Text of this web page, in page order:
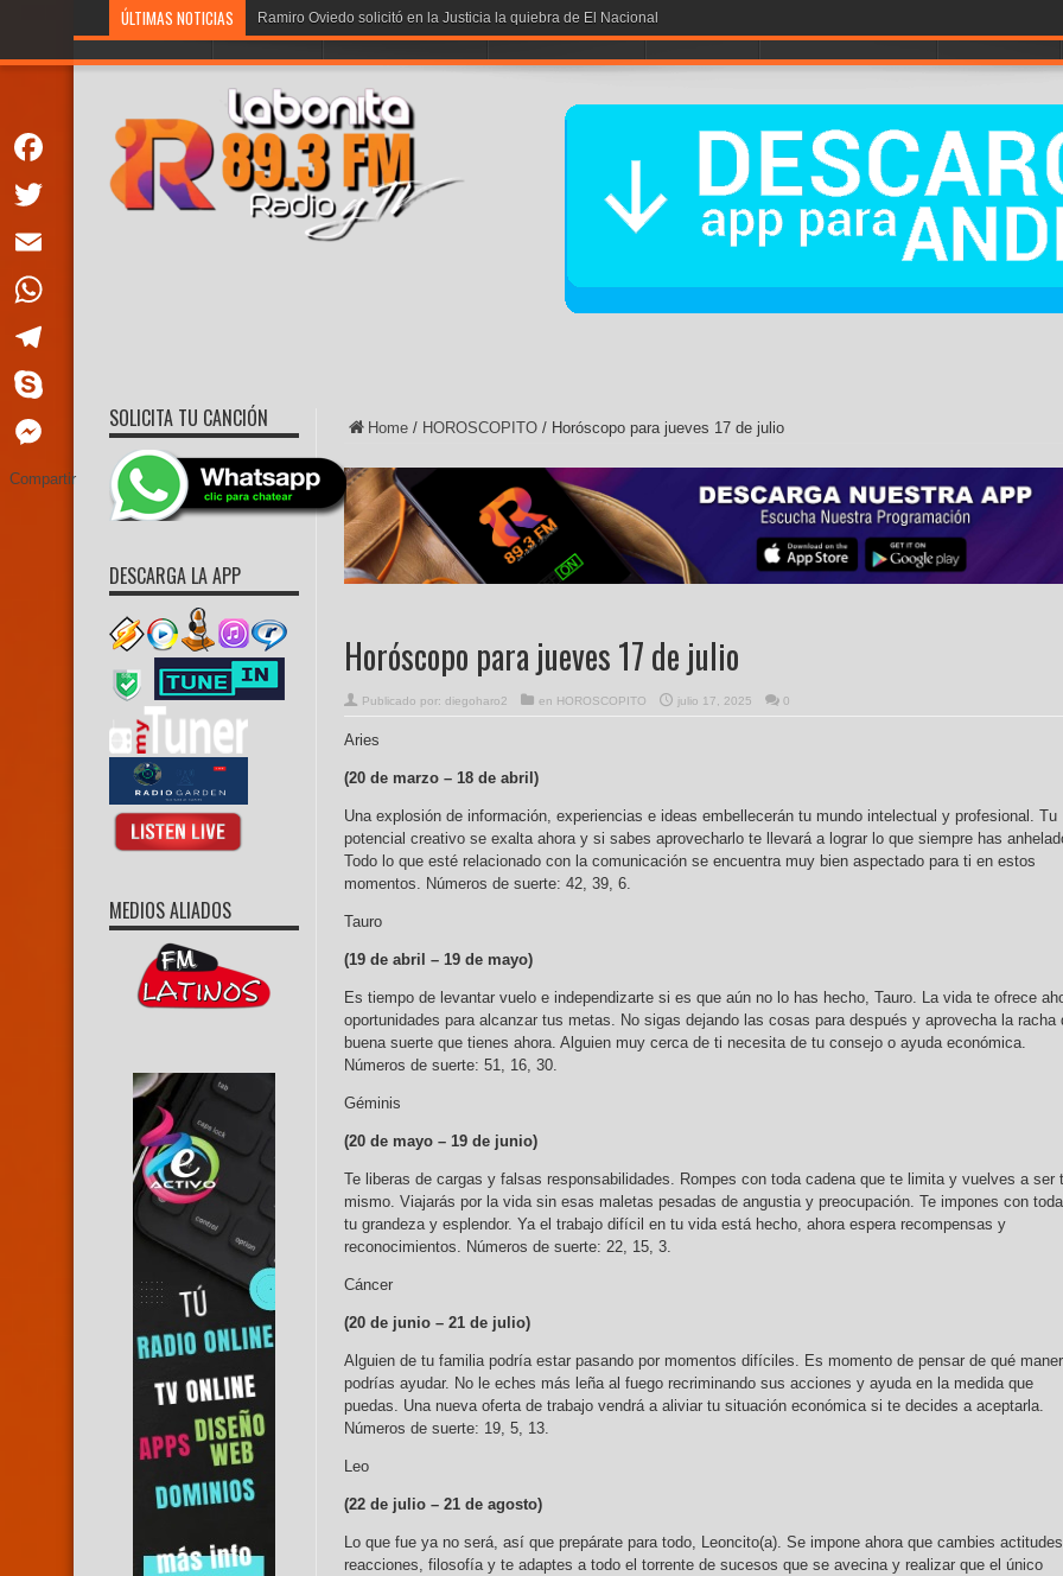
ÚLTIMAS NOTICIAS Ramiro Oviedo solicitó en la Justicia la quiebra de El Nacional
PORTADA LA BONITA PROGRAMACION VOTA POR LA # 1 NOTICIAS ENTRETENIMIENTO CONTÁCTOS
Home / HOROSCOPITO / Horóscopo para jueves 17 de julio
Horóscopo para jueves 17 de julio
Publicado por: diegoharo2 en HOROSCOPITO julio 17, 2025 0
Aries
(20 de marzo – 18 de abril)
Una explosión de información, experiencias e ideas embellecerán tu mundo intelectual y profesional. Tu
potencial creativo se exalta ahora y si sabes aprovecharlo te llevará a lograr lo que siempre has
Todo lo que esté relacionado con la comunicación se encuentra muy bien aspectado para ti en estos
momentos. Números de suerte: 42, 39, 6.
Tauro
(19 de abril – 19 de mayo)
Es tiempo de levantar vuelo e independizarte si es que aún no lo has hecho, Tauro. La vida te ofrece
oportunidades para alcanzar tus metas. No sigas dejando las cosas para después y aprovecha la racha
buena suerte que tienes ahora. Alguien muy cerca de ti necesita de tu consejo o ayuda económica.
Números de suerte: 51, 16, 30.
Géminis
(20 de mayo – 19 de junio)
Te liberas de cargas y falsas responsabilidades. Rompes con toda cadena que te limita y vuelves a ser
mismo. Viajarás por la vida sin esas maletas pesadas de angustia y preocupación. Te impones con toda
tu grandeza y esplendor. Ya el trabajo difícil en tu vida está hecho, ahora espera recompensas y
reconocimientos. Números de suerte: 22, 15, 3.
Cáncer
(20 de junio – 21 de julio)
Alguien de tu familia podría estar pasando por momentos difíciles. Es momento de pensar de qué
podrías ayudar. No le eches más leña al fuego recriminando sus acciones y ayuda en la medida que
puedas. Una nueva oferta de trabajo vendrá a aliviar tu situación económica si te decides a aceptarla.
Números de suerte: 19, 5, 13.
Leo
(22 de julio – 21 de agosto)
Lo que fue ya no será, así que prepárate para todo, Leoncito(a). Se impone ahora que cambies
reacciones, filosofía y te adaptes a todo el torrente de sucesos que se avecina y realizar que el único
SOLICITA TU CANCIÓN
DESCARGA LA APP
MEDIOS ALIADOS
Facebook
Twitter
Email
WhatsApp
Telegram
Skype
Messenger
Compartir